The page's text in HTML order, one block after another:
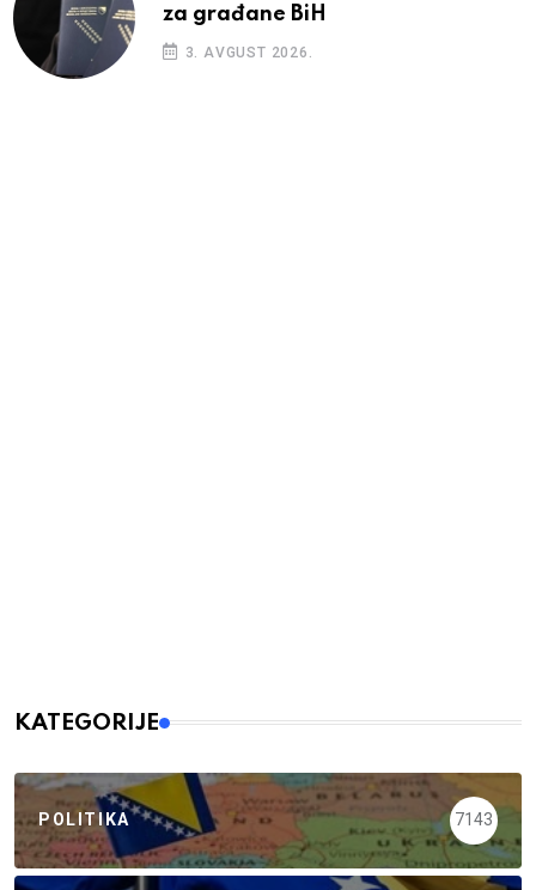
za građane BiH
3. AVGUST 2026.
KATEGORIJE
POLITIKA 7143